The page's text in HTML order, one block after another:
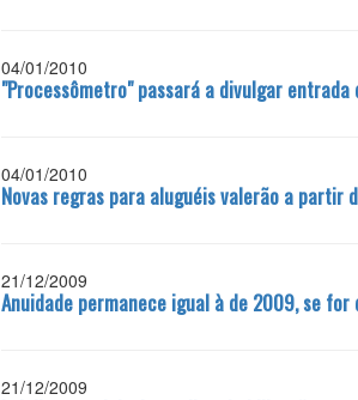
04/01/2010
"Processômetro" passará a divulgar
04/01/2010
Novas regras para aluguéis valerão a partir
21/12/2009
Anuidade permanece igual à de 2009, se
21/12/2009